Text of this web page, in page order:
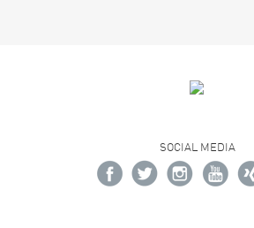
SOCIAL MEDIA